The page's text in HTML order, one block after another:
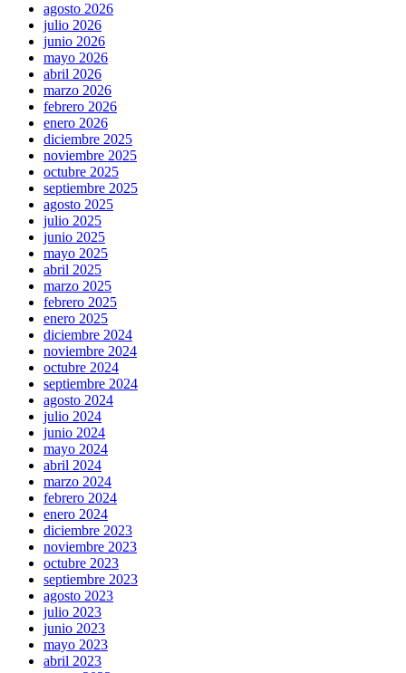
agosto 2026
julio 2026
junio 2026
mayo 2026
abril 2026
marzo 2026
febrero 2026
enero 2026
diciembre 2025
noviembre 2025
octubre 2025
septiembre 2025
agosto 2025
julio 2025
junio 2025
mayo 2025
abril 2025
marzo 2025
febrero 2025
enero 2025
diciembre 2024
noviembre 2024
octubre 2024
septiembre 2024
agosto 2024
julio 2024
junio 2024
mayo 2024
abril 2024
marzo 2024
febrero 2024
enero 2024
diciembre 2023
noviembre 2023
octubre 2023
septiembre 2023
agosto 2023
julio 2023
junio 2023
mayo 2023
abril 2023